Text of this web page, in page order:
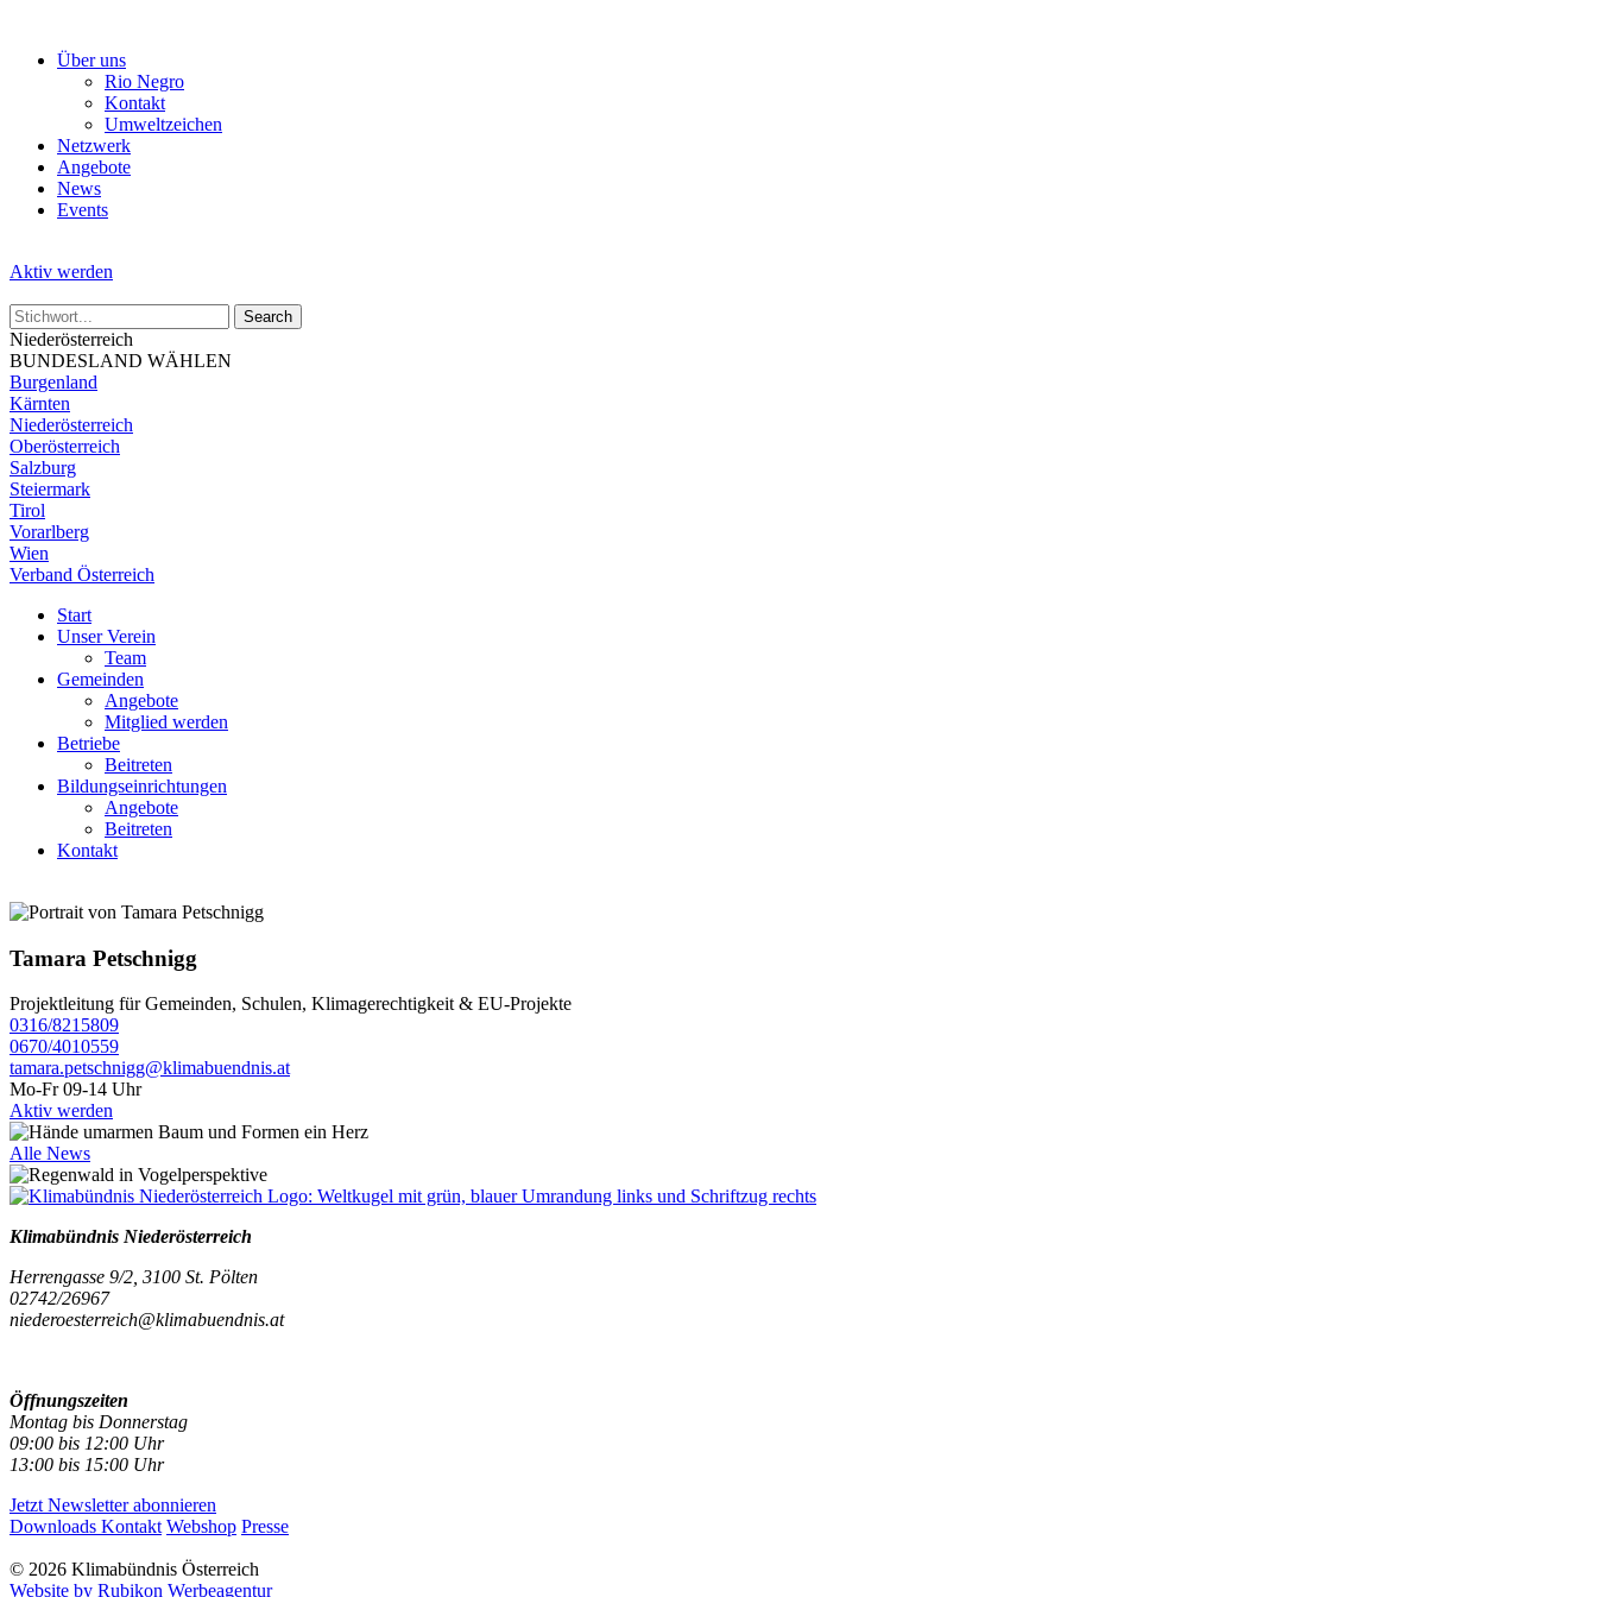
Über uns
Rio Negro
Kontakt
Umweltzeichen
Netzwerk
Angebote
News
Events
Aktiv werden
Niederösterreich
BUNDESLAND WÄHLEN
Burgenland
Kärnten
Niederösterreich
Oberösterreich
Salzburg
Steiermark
Tirol
Vorarlberg
Wien
Verband Österreich
Start
Unser Verein
Team
Gemeinden
Angebote
Mitglied werden
Betriebe
Beitreten
Bildungseinrichtungen
Angebote
Beitreten
Kontakt
Tamara Petschnigg
Projektleitung für Gemeinden, Schulen, Klimagerechtigkeit & EU-Projekte
0316/8215809
0670/4010559
tamara.petschnigg@klimabuendnis.at
Mo-Fr 09-14 Uhr
Aktiv werden
Alle News
Klimabündnis Niederösterreich
Herrengasse 9/2, 3100 St. Pölten
02742/26967
niederoesterreich@klimabuendnis.at
Öffnungszeiten
Montag bis Donnerstag
09:00 bis 12:00 Uhr
13:00 bis 15:00 Uhr
Jetzt Newsletter abonnieren
Downloads Kontakt Webshop Presse
© 2026 Klimabündnis Österreich
Website by Rubikon Werbeagentur